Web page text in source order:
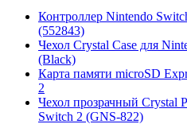
Контроллер Nintendo
(552843)
Чехол Сrystal Сase для
(Black)
Карта памяти microSD
2
Чехол прозрачный Crystal
Switch 2 (GNS-822)